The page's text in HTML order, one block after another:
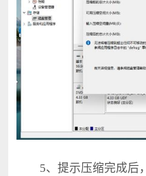
5、提示压缩完成后